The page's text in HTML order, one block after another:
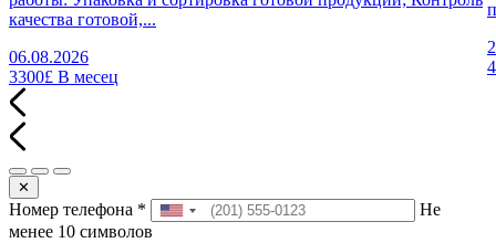
качества готовой,...
06.08.2026
3300£ В месец
✕
Номер телефона *
Не
менее 10 символов